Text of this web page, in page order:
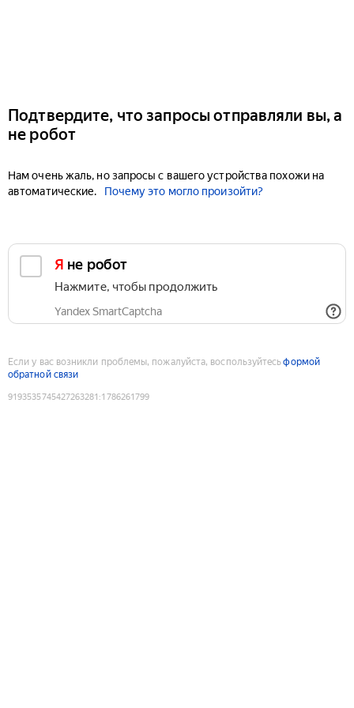
Подтвердите, что запросы отправляли вы, а
не робот
Нам очень жаль, но запросы с вашего устройства похожи на
автоматические.
Почему это могло произойти?
Я не робот
Нажмите, чтобы продолжить
Yandex SmartCaptcha
Если у вас возникли проблемы, пожалуйста, воспользуйтесьформой
обратной связи
9193535745427263281 :1786261799